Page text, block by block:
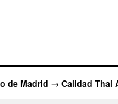
de Madrid → Calidad Thai